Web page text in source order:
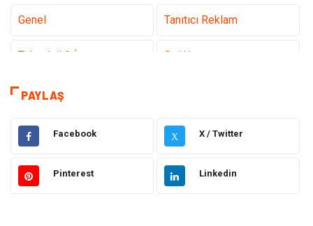
Genel Tanıtıcı Reklam
Teknoloji & İnternet Sağlık
Eğitim & Kariyer
Gündem Hukuk
Moda Sağlıklı Yaşam
PAYLAŞ
Facebook X X / Twitter
Pinterest Linkedin